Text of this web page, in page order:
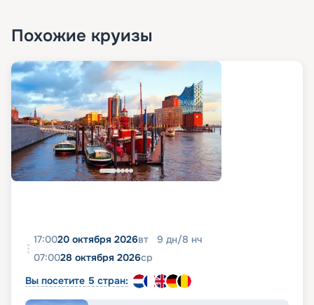
Похожие круизы
17:0020 октября 2026вт 9 дн/8 нч
07:0028 октября 2026ср
Вы посетите 5 стран: